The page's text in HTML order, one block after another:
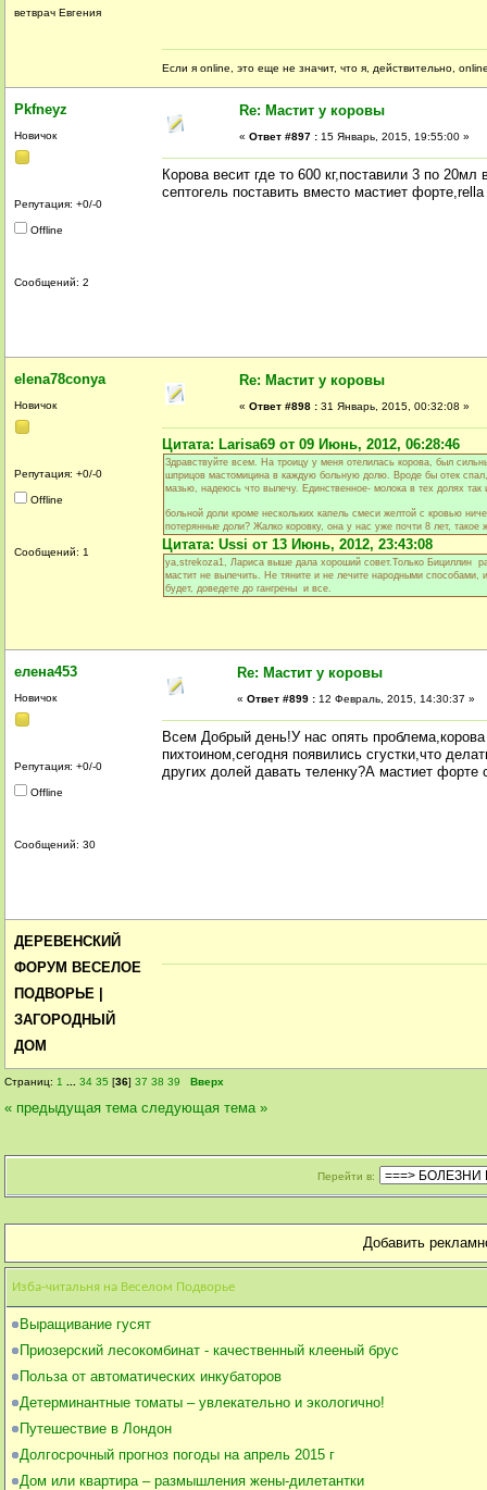
ветврач Евгения
Если я online, это еще не значит, что я, действительно,
Pkfneyz
Новичок
Репутация: +0/-0
Offline
Сообщений: 2
Re: Мастит у коровы
« Ответ #897 : 15 Январь, 2015, 19:55:00 »
Корова весит где то 600 кг,поставили 3 по
септогель поставить вместо мастиет
elena78conya
Новичок
Репутация: +0/-0
Offline
Сообщений: 1
Re: Мастит у коровы
« Ответ #898 : 31 Январь, 2015, 00:32:08 »
Цитата: Larisa69 от 09 Июнь, 2012, 06:28:46
Здравствуйте всем. На троицу у меня отелилась корова, был
шприцов мастомицина в каждую больную долю. Вроде бы отек
мазью, надеюсь что вылечу. Единственное- молока в тех долях
больной доли кроме нескольких капель смеси желтой с кровью
потерянные доли? Жалко коровку, она у нас уже почти 8 лет,
Цитата: Ussi от 13 Июнь, 2012, 23:43:08
ya,strekoza1, Лариса выше дала хороший совет.Только Бициллин
мастит не вылечить. Не тяните и не лечите народными способами,
будет, доведете до гангрены и все.
елена453
Новичок
Репутация: +0/-0
Offline
Сообщений: 30
Re: Мастит у коровы
« Ответ #899 : 12 Февраль, 2015, 14:30:37 »
Всем Добрый день!У нас опять
пихтоином,сегодня появились сгустки,что
других долей давать теленку?А мастиет форте
ДЕРЕВЕНСКИЙ
ФОРУМ ВЕСЕЛОЕ
ПОДВОРЬЕ |
ЗАГОРОДНЫЙ
ДОМ
Страниц: 1 34 35 [36] 37 38 39 Вверх
« предыдущая тема следующая тема »
Перейти в:
Добавить
Изба-читальня на Веселом Подворье
Выращивание гусят
Приозерский лесокомбинат - качественный клееный брус
Польза от автоматических инкубаторов
Детерминантные томаты – увлекательно и экологично!
Путешествие в Лондон
Долгосрочный прогноз погоды на апрель 2015 г
Дом или квартира – размышления жены-дилетантки